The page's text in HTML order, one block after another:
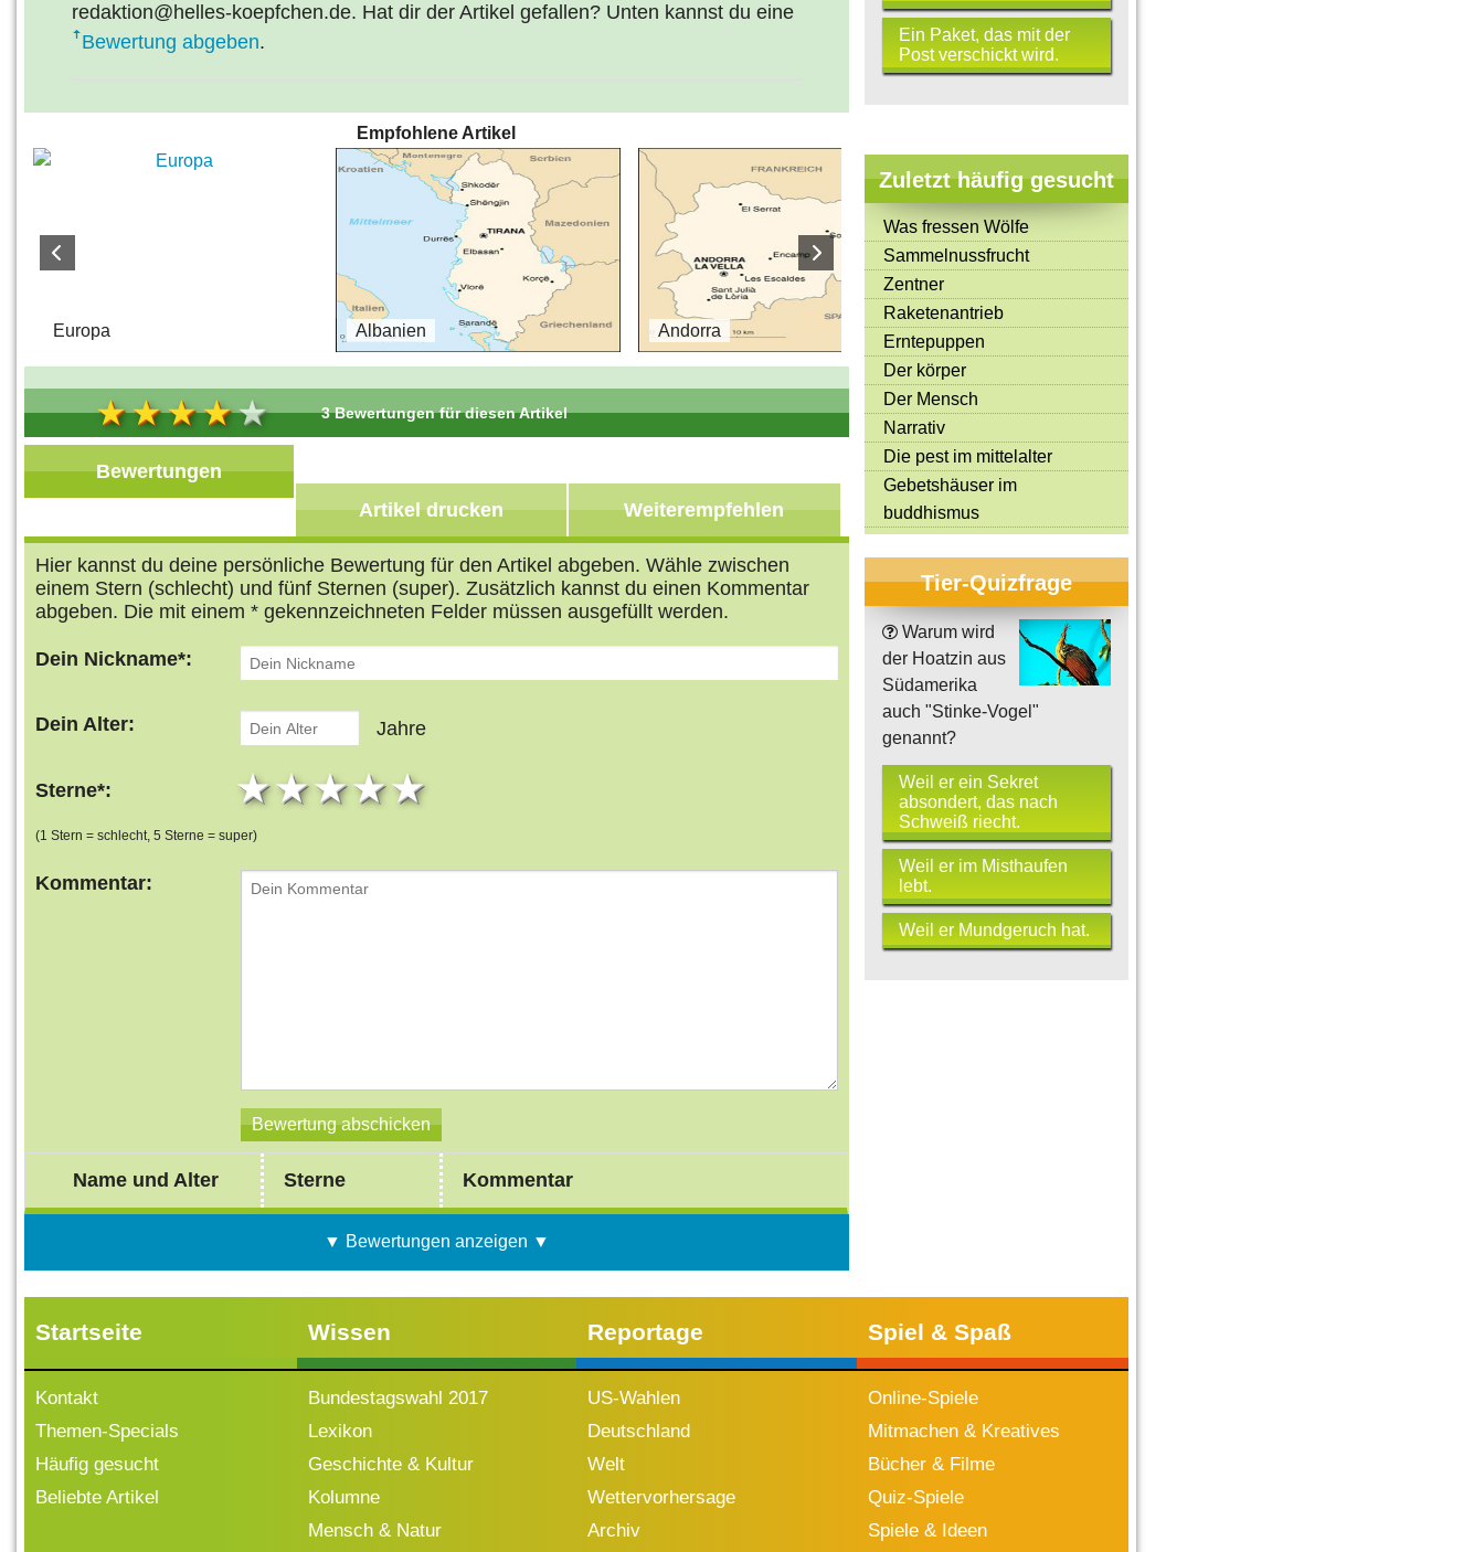
redaktion@helles-koepfchen.de. Hat dir der Artikel gefallen? Unten kannst du eine
Bewertung abgeben.
Empfohlene Artikel
Europa
Albanien Andorra Belgien
3 Bewertungen für diesen Artikel
Bewertungen
Artikel drucken
Weiterempfehlen
Hier kannst du deine persönliche Bewertung für den Artikel abgeben. Wähle zwischen
einem Stern (schlecht) und fünf Sternen (super). Zusätzlich kannst du einen Kommentar
abgeben. Die mit einem * gekennzeichneten Felder müssen ausgefüllt werden.
Dein Nickname*:
Dein Alter: Jahre
Sterne*: 4 stars
3 stars
2 stars
1 star
(1 Stern = schlecht, 5 Sterne = super)
Kommentar:
Name und Alter Sterne Kommentar
▼ Bewertungen anzeigen ▼
Ein Paket, das mit der
Post verschickt wird.
Zuletzt häufig gesucht
Was fressen Wölfe
Sammelnussfrucht
Zentner
Raketenantrieb
Erntepuppen
Der körper
Der Mensch
Narrativ
Die pest im mittelalter
Gebetshäuser im
buddhismus
Tier-Quizfrage
Warum wird
der Hoatzin aus
Südamerika
auch "Stinke-Vogel"
genannt?
Weil er ein Sekret
absondert, das nach
Schweiß riecht.
Weil er im Misthaufen
lebt.
Weil er Mundgeruch hat.
Startseite
Kontakt
Themen-Specials
Häufig gesucht
Beliebte Artikel
Wissen
Bundestagswahl 2017
Lexikon
Geschichte & Kultur
Kolumne
Mensch & Natur
Reportage
US-Wahlen
Deutschland
Welt
Wettervorhersage
Archiv
Spiel & Spaß
Online-Spiele
Mitmachen & Kreatives
Bücher & Filme
Quiz-Spiele
Spiele & Ideen